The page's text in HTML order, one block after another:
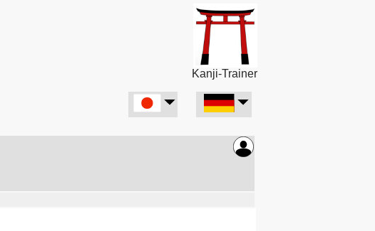
Kanji-Trainer